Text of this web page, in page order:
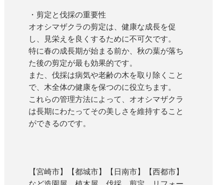
・剪定と伐採の重要性
オオシマザクラの剪定は、健康な成長を促
し、見栄えを良くするために不可欠です。
特に春の成長期が始まる前か、秋の葉が落ち
た後の剪定が最も効果的です。
また、伐採は病気や老齢の木を取り除くこと
で、木全体の健康を保つのに役立ちます。
これらの管理方法によって、オオシマザクラ
は長期にわたってその美しさを維持すること
ができるのです。
【宮崎市】【都城市】【日南市】【西都市】